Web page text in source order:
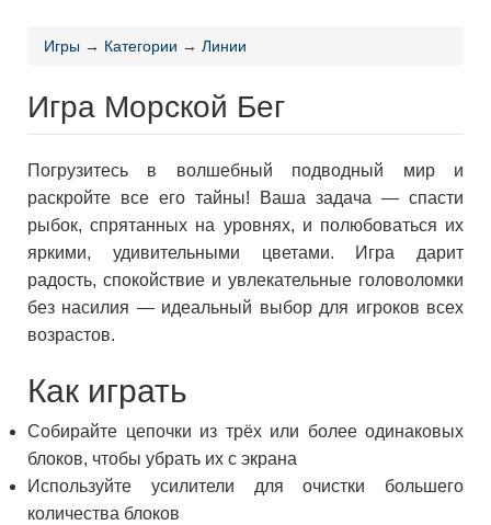
Игры → Категории → Линии
Игра Морской Бег
Погрузитесь в волшебный подводный мир и
раскройте все его тайны! Ваша задача — спасти
рыбок, спрятанных на уровнях, и полюбоваться их
яркими, удивительными цветами. Игра дарит
радость, спокойствие и увлекательные головоломки
без насилия — идеальный выбор для игроков всех
возрастов.
Как играть
Собирайте цепочки из трёх или более одинаковых
блоков, чтобы убрать их с экрана
Используйте усилители для очистки большего
количества блоков